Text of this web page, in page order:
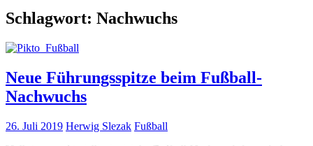
Schlagwort: Nachwuchs
Neue Führungsspitze beim Fußball-
Nachwuchs
26. Juli 2019 Herwig Slezak Fußball